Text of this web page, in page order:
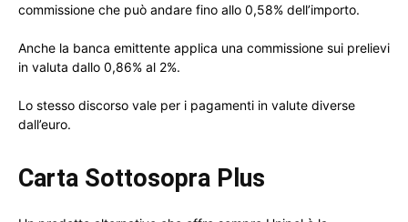
commissione che può andare fino allo 0,58% dell’importo.
Anche la banca emittente applica una commissione sui prelievi
in valuta dallo 0,86% al 2%.
Lo stesso discorso vale per i pagamenti in valute diverse
dall’euro.
Carta Sottosopra Plus